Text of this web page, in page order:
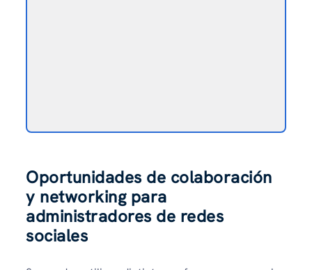
Oportunidades de colaboración
y networking para
administradores de redes
sociales